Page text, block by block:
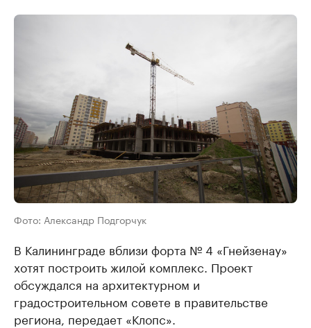
Фото: Александр Подгорчук
В Калининграде вблизи форта № 4 «Гнейзенау»
хотят построить жилой комплекс. Проект
обсуждался на архитектурном и
градостроительном совете в правительстве
региона, передает «Клопс».